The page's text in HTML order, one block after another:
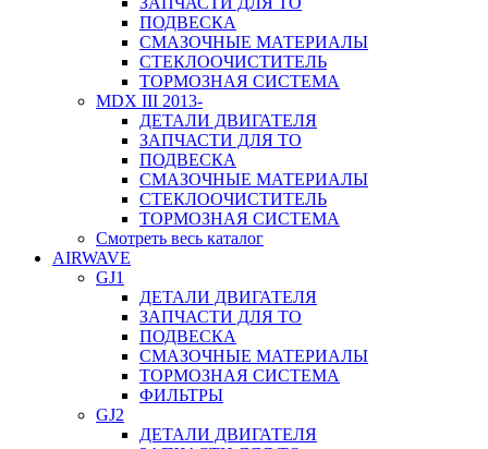
ПОДВЕСКА
СМАЗОЧНЫЕ МАТЕРИАЛЫ
СТЕКЛООЧИСТИТЕЛЬ
ТОРМОЗНАЯ СИСТЕМА
MDX III 2013-
ДЕТАЛИ ДВИГАТЕЛЯ
ЗАПЧАСТИ ДЛЯ ТО
ПОДВЕСКА
СМАЗОЧНЫЕ МАТЕРИАЛЫ
СТЕКЛООЧИСТИТЕЛЬ
ТОРМОЗНАЯ СИСТЕМА
Смотреть весь каталог
AIRWAVE
GJ1
ДЕТАЛИ ДВИГАТЕЛЯ
ЗАПЧАСТИ ДЛЯ ТО
ПОДВЕСКА
СМАЗОЧНЫЕ МАТЕРИАЛЫ
ТОРМОЗНАЯ СИСТЕМА
ФИЛЬТРЫ
GJ2
ДЕТАЛИ ДВИГАТЕЛЯ